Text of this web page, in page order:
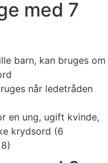
med 7
barn, kan bruges om
når ledetråden
en ung, ugift kvinde,
krydsord (6